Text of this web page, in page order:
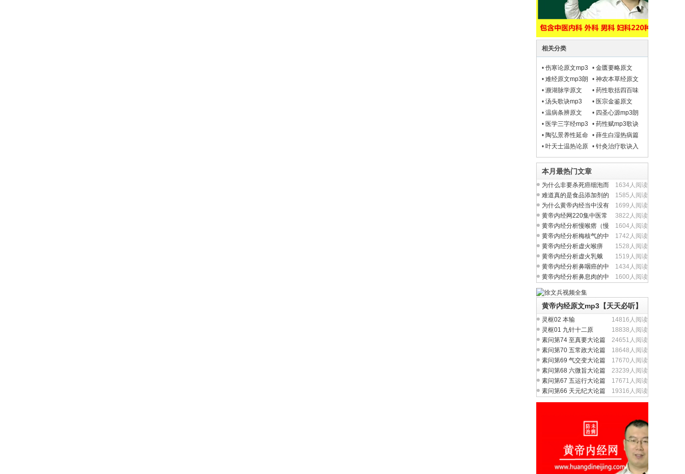
相关分类
• 伤寒论原文mp3
朗读
• 金匮要略原文
mp3朗读
• 难经原文mp3朗
读
• 神农本草经原文
mp3朗读
• 濒湖脉学原文
mp3
• 药性歌括四百味
mp3
• 汤头歌诀mp3 • 医宗金鉴原文
mp3朗读
• 温病条辨原文
mp3
• 四圣心源mp3朗
读
• 医学三字经mp3
全文朗读
• 药性赋mp3歌诀
• 陶弘景养性延命
录原文白话文
• 薛生白湿热病篇
原文mp3
• 叶天士温热论原
文及译文mp3
• 针灸治疗歌诀入
门汇总大全
本月最热门文章
1634人阅读
为什么非要杀死癌细泡而
不从提升人体正气入
1585人阅读
难道真的是食品添加剂的
问题吗？
1699人阅读
为什么黄帝内经当中没有
完整的方剂学内容？
3822人阅读
黄帝内经网220集中医常
见病视频全集
1604人阅读
黄帝内经分析慢喉瘩（慢
性喉炎）的中医养生
1742人阅读
黄帝内经分析梅核气的中
医养生治疗与食疗
1528人阅读
黄帝内经分析虚火喉痹
（慢性咽炎）中医养生
1519人阅读
黄帝内经分析虚火乳蛾
（慢性扁桃体炎）中医
1434人阅读
黄帝内经分析鼻咽癌的中
医养生治疗与食疗
1600人阅读
黄帝内经分析鼻息肉的中
黄帝内经原文mp3【天天必听】
14816人阅读
灵枢02 本输
18838人阅读
灵枢01 九针十二原
24651人阅读
素问第74 至真要大论篇
18648人阅读
素问第70 五常政大论篇
17670人阅读
素问第69 气交变大论篇
23239人阅读
素问第68 六微旨大论篇
17671人阅读
素问第67 五运行大论篇
19316人阅读
素问第66 天元纪大论篇